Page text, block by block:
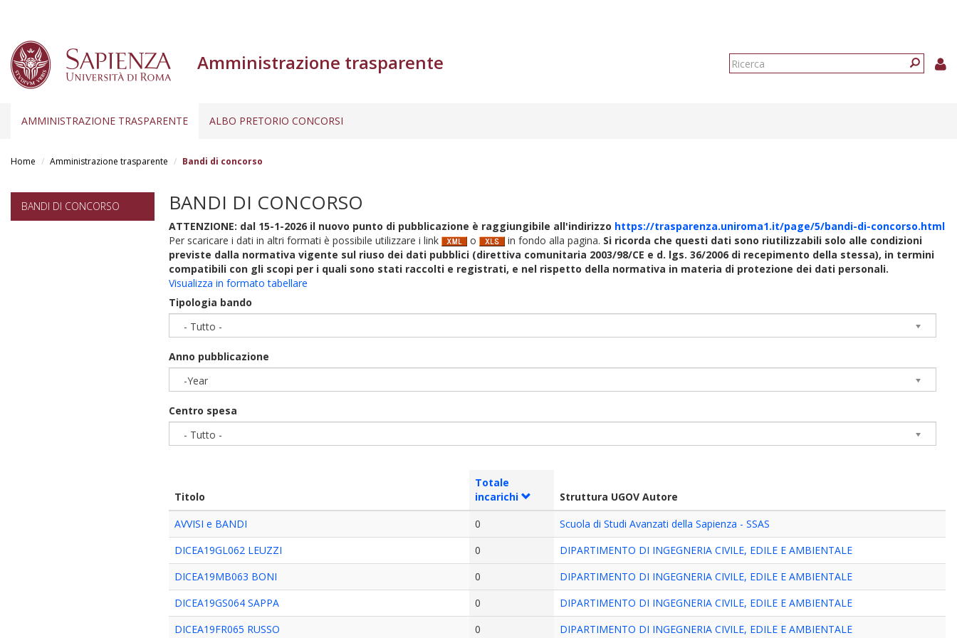
Amministrazione trasparente
Form
AMMINISTRAZIONE TRASPARENTE ALBO PRETORIO CONCORSI
Home Amministrazione trasparente Bandi di concorso
BANDI DI CONCORSO BANDI DI CONCORSO
ATTENZIONE: dal 15-1-2026 il nuovo punto di pubblicazione è raggiungibile all'indirizzo https://trasparenza.uniroma1.it/page/5/bandi-di-concorso.html
Per scaricare i dati in altri formati è possibile utilizzare i link
o in fondo alla pagina. Si ricorda che questi dati sono riutilizzabili solo alle condizioni
previste dalla normativa vigente sul riuso dei dati pubblici (direttiva comunitaria 2003/98/CE e d. lgs. 36/2006 di recepimento della stessa), in termini
compatibili con gli scopi per i quali sono stati raccolti e registrati, e nel rispetto della normativa in materia di protezione dei dati personali.
Visualizza in formato tabellare
Tipologia bando
- Tutto -
Anno pubblicazione
-Year
Centro spesa
- Tutto -
Titolo
Totale
incarichi
Struttura UGOV Autore
AVVISI e BANDI
0
Scuola di Studi Avanzati della Sapienza - SSAS
DICEA19GL062 LEUZZI
0
DIPARTIMENTO DI INGEGNERIA CIVILE, EDILE E AMBIENTALE
DICEA19MB063 BONI
0
DIPARTIMENTO DI INGEGNERIA CIVILE, EDILE E AMBIENTALE
DICEA19GS064 SAPPA
0
DIPARTIMENTO DI INGEGNERIA CIVILE, EDILE E AMBIENTALE
DICEA19FR065 RUSSO
0 DIPARTIMENTO DI INGEGNERIA CIVILE, EDILE E AMBIENTALE